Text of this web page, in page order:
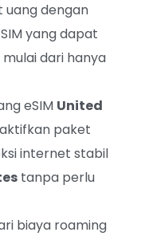
uang dengan
yang dapat
dari hanya
eSIM United
paket
internet stabil
tanpa perlu
biaya roaming